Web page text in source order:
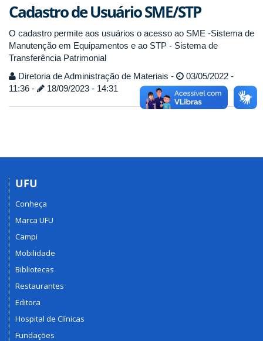
Cadastro de Usuário SME/STP
O cadastro permite aos usuários o acesso ao SME -Sistema de
Manutenção em Equipamentos e ao STP - Sistema de
Transferência Patrimonial
Diretoria de Administração de Materiais -
03/05/2022 -
11:36 -
18/09/2023 - 14:31
UFU
Conheça
Marca UFU
Campi
Mobilidade
Bibliotecas
Restaurantes
Editora
Hospital de Clínicas
Fundações